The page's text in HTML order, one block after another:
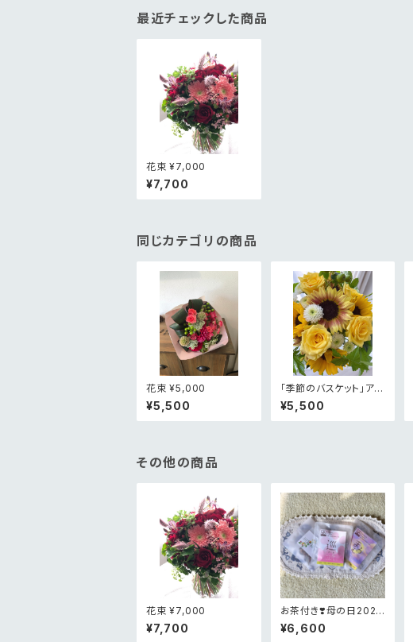
最近チェックした商品
花束 ¥7,000
¥7,700
同じカテゴリの商品
花束 ¥5,000
¥5,500
「季節のバスケット」アレ
ンジメント¥5,000
¥5,500
その他の商品
花束 ¥7,000
¥7,700
お茶付き❣️母の日2026
生花お花畑BOXフラワ
ー
¥6,600